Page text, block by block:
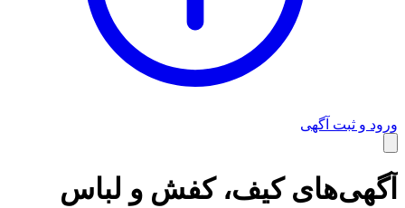
وبلاگ
ورود و ثبت آگهی
آگهی‌های کیف، کفش و لباس